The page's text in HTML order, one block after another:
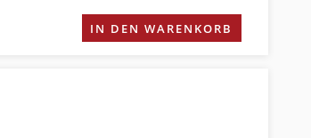
IN DEN WARENKORB